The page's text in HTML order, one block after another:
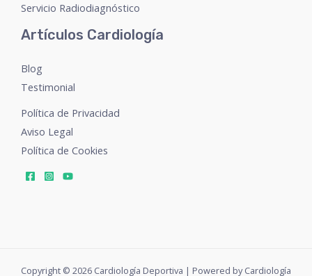
Servicio Radiodiagnóstico
Artículos Cardiología
Blog
Testimonial
Política de Privacidad
Aviso Legal
Política de Cookies
Copyright © 2026 Cardiología Deportiva | Powered by Cardiología